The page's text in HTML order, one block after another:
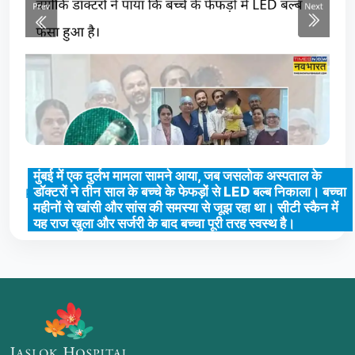
मुंबई में एक दुर्लभ मामला सामने आया, जब जसलोक अस्पताल के
डॉक्टरों ने तीन साल के बच्चे के फेफड़ों से LED बल्ब निकाला। बच्चा
महीनों से खांसी और सांस की समस्या से जूझ रहा था। सीटी स्कैन में
यह राज खुला और सर्जरी के बाद बच्चा पूरी तरह स्वस्थ है।
Read full story Click here